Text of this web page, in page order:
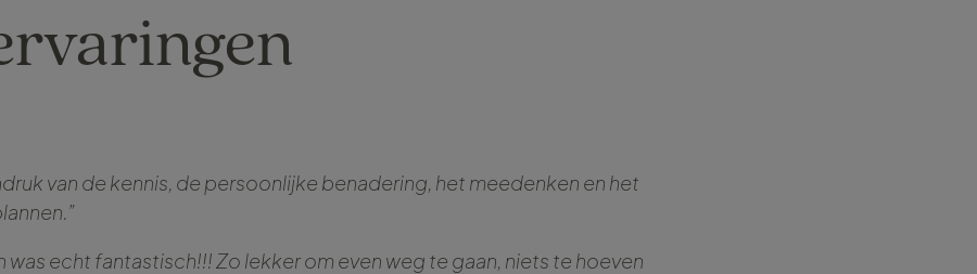
van de kennis, de persoonlijke benadering, het meedenken en het
was echt fantastisch!!! Zo lekker om even weg te gaan, niets te hoeven